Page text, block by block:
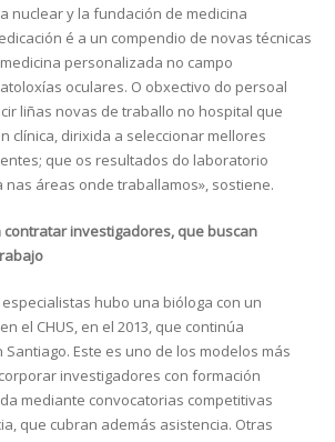
nuclear y la fundación de medicina
é a un compendio de novas técnicas
personalizada no campo
oculares. O obxectivo do persoal
liñas novas de traballo no hospital que
clínica, dirixida a seleccionar mellores
que os resultados do laboratorio
nas áreas onde traballamos», sostiene.
investigadores, que buscan
hubo una bióloga con un
el CHUS, en el 2013, que continúa
Este es uno de los modelos más
investigadores con formación
mediante convocatorias competitivas
que cubran además asistencia. Otras